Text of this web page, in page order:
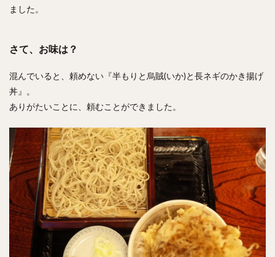
ました。
さて、お味は？
混んでいると、頼めない『半もりと烏賊(いか)と長ネギのかき揚げ
丼』。
ありがたいことに、頼むことができました。